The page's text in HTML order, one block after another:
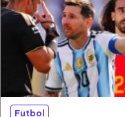
Futbol